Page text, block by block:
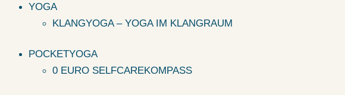
YOGA
KLANGYOGA – YOGA IM KLANGRAUM
POCKETYOGA
0 EURO SELFCAREKOMPASS